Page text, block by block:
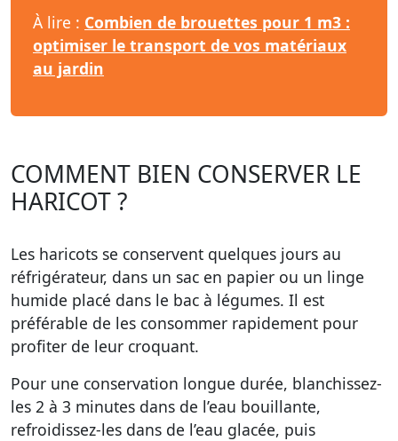
À lire : Combien de brouettes pour 1 m3 :
optimiser le transport de vos matériaux
au jardin
COMMENT BIEN CONSERVER LE
HARICOT ?
Les haricots se conservent quelques jours au
réfrigérateur, dans un sac en papier ou un linge
humide placé dans le bac à légumes. Il est
préférable de les consommer rapidement pour
profiter de leur croquant.
Pour une conservation longue durée, blanchissez-
les 2 à 3 minutes dans de l’eau bouillante,
refroidissez-les dans de l’eau glacée, puis